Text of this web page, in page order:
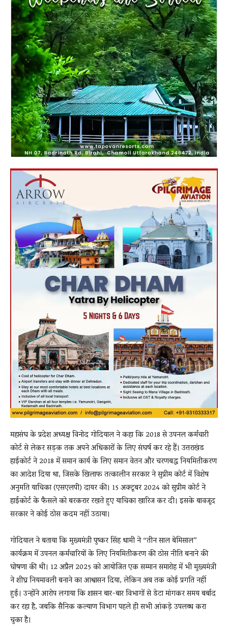
महासंघ के प्रदेश अध्यक्ष विनोद गोदियाल ने कहा कि 2018 से उपनल कर्मचारी
कोर्ट से लेकर सड़क तक अपने अधिकारों के लिए संघर्ष कर रहे हैं। उत्तराखंड
हाईकोर्ट ने 2018 में समान कार्य के लिए समान वेतन और चरणबद्ध नियमितीकरण
का आदेश दिया था, जिसके खिलाफ तत्कालीन सरकार ने सुप्रीम कोर्ट में विशेष
अनुमति याचिका (एसएलपी) दायर की। 15 अक्टूबर 2024 को सुप्रीम कोर्ट ने
हाईकोर्ट के फैसले को बरकरार रखते हुए याचिका खारिज कर दी। इसके बावजूद
सरकार ने कोई ठोस कदम नहीं उठाया।
गोदियाल ने बताया कि मुख्यमंत्री पुष्कर सिंह धामी ने “तीन साल बेमिसाल”
कार्यक्रम में उपनल कर्मचारियों के लिए नियमितीकरण की ठोस नीति बनाने की
घोषणा की थी। 12 अप्रैल 2025 को आयोजित एक सम्मान समारोह में भी मुख्यमंत्री
ने शीघ्र नियमावली बनाने का आश्वासन दिया, लेकिन अब तक कोई प्रगति नहीं
हुई। उन्होंने आरोप लगाया कि शासन बार-बार विभागों से डेटा मांगकर समय बर्बाद
कर रहा है, जबकि सैनिक कल्याण विभाग पहले ही सभी आंकड़े उपलब्ध करा
चुका है।